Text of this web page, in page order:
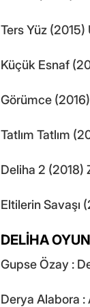
Ters Yüz
Küçük Esnaf
Görümce
Tatlım Tatlım
Deliha 2 (2018)
Eltilerin Savaşı
DELİHA
Gupse Özay :
Derya Alabora :